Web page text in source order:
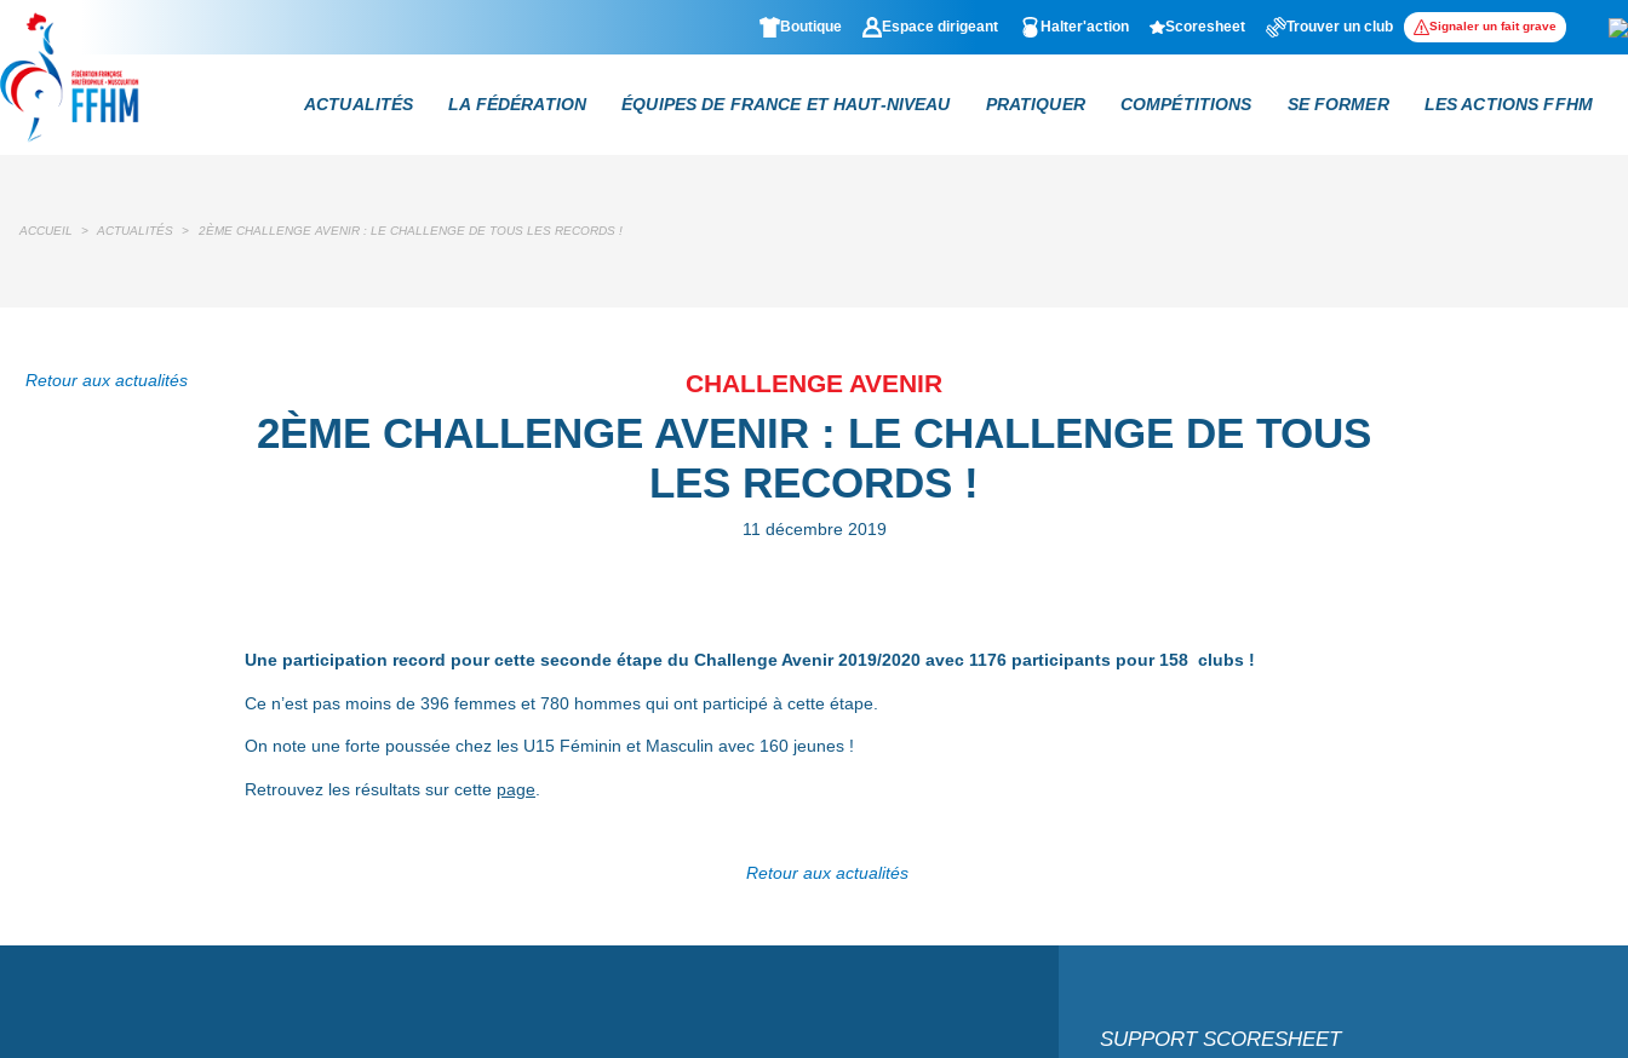
Boutique Espace dirigeant Halter'action Scoresheet Trouver un club Signaler un fait grave
ACTUALITÉS LA FÉDÉRATION ÉQUIPES DE FRANCE ET HAUT-NIVEAU PRATIQUER COMPÉTITIONS SE FORMER LES ACTIONS FFHM
ACCUEIL > ACTUALITÉS > 2ÈME CHALLENGE AVENIR : LE CHALLENGE DE TOUS LES RECORDS !
Retour aux actualités CHALLENGE AVENIR
2ÈME CHALLENGE AVENIR : LE CHALLENGE DE TOUS
LES RECORDS !
11 décembre 2019
Une participation record pour cette seconde étape du Challenge Avenir 2019/2020 avec 1176 participants pour 158 clubs !
Ce n’est pas moins de 396 femmes et 780 hommes qui ont participé à cette étape.
On note une forte poussée chez les U15 Féminin et Masculin avec 160 jeunes !
Retrouvez les résultats sur cette page.
Retour aux actualités
SUPPORT SCORESHEET